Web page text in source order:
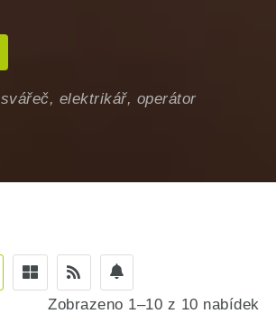
svářeč, elektrikář, operátor
Zobrazeno 1–10 z 10 nabídek